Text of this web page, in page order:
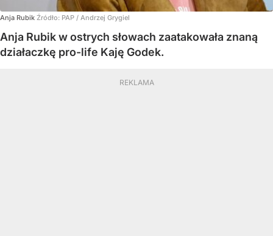
Anja Rubik Źródło: PAP / Andrzej Grygiel
Anja Rubik w ostrych słowach zaatakowała znaną
działaczkę pro-life Kaję Godek.